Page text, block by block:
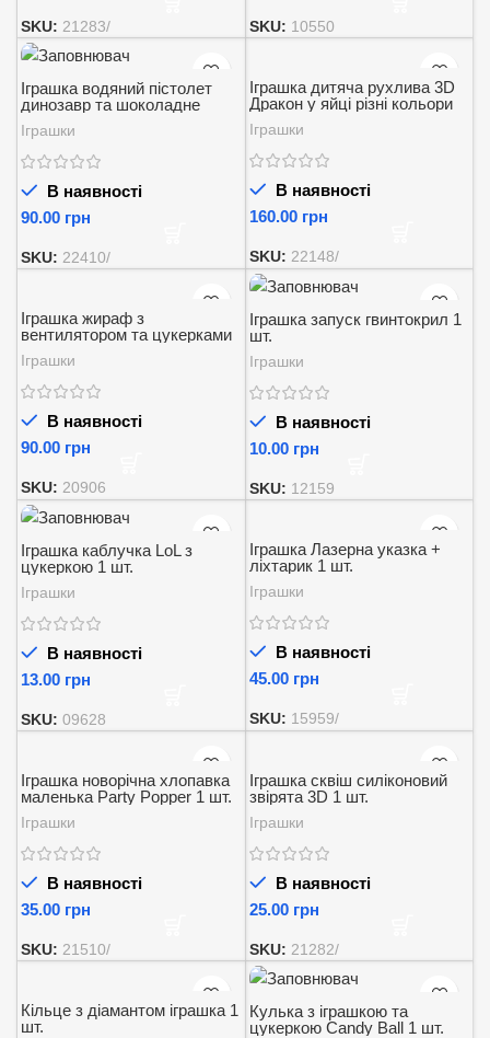
SKU: 21283/ SKU: 10550
Іграшка водяний пістолет
динозавр та шоколадне
драже Obana Choco
waterdino 1шт.
Іграшки
В наявності
грн
SKU: 22410/
Іграшка дитяча рухлива 3D
Дракон у яйці різні кольори
Podarkus 21 см
Іграшки
В наявності
грн
SKU: 22148/
Іграшка жираф з
вентилятором та цукерками
Obana 1 шт.
Іграшки
В наявності
грн
SKU: 20906
Іграшка запуск гвинтокрил 1
шт.
Іграшки
В наявності
грн
SKU: 12159
Іграшка каблучка LoL з
цукеркою 1 шт.
Іграшки
В наявності
грн
SKU: 09628
Іграшка Лазерна указка +
ліхтарик 1 шт.
Іграшки
В наявності
грн
SKU: 15959/
Іграшка новорічна хлопавка
маленька Party Popper 1 шт.
Іграшки
В наявності
грн
SKU: 21510/
Іграшка сквіш силіконовий
звірята 3D 1 шт.
Іграшки
В наявності
грн
SKU: 21282/
Кільце з діамантом іграшка 1
шт.
Кулька з іграшкою та
цукеркою Candy Ball 1 шт.